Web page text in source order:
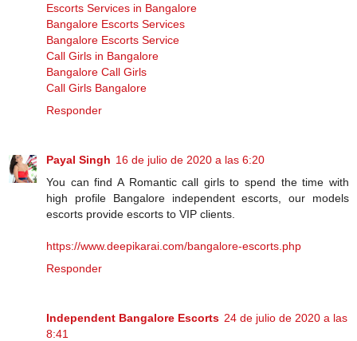
Escorts Services in Bangalore
Bangalore Escorts Services
Bangalore Escorts Service
Call Girls in Bangalore
Bangalore Call Girls
Call Girls Bangalore
Responder
Payal Singh 16 de julio de 2020 a las 6:20
You can find A Romantic call girls to spend the time with
high profile Bangalore independent escorts, our models
escorts provide escorts to VIP clients.
https://www.deepikarai.com/bangalore-escorts.php
Responder
Independent Bangalore Escorts 24 de julio de 2020 a las
8:41